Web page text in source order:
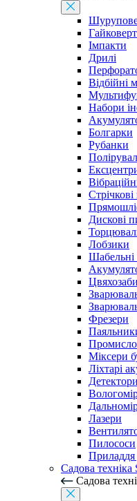
Імпакти
Дрилі
Відбійні
Набори
Болгарки
Рубанки
Дискові
Лобзики
Шабельні
Фрезери
Міксери
Ліхтарі
Лазери
Пилососи
Приладдя
Садова
Садова